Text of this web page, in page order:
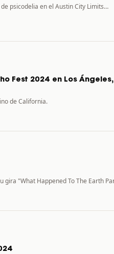
psicodelia en el Austin City Limits…
Fest 2024 en Los Ángeles,
de California.
gira "What Happened To The Earth